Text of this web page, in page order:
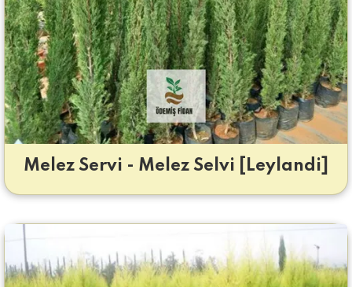
Melez Servi - Melez Selvi [Leylandi]